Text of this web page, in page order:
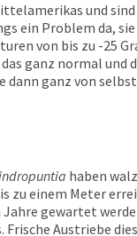
und
ein Problem da,
von bis zu -25
ganz normal und
ganz von
haben
zu einem Meter
gewartet
Frische Austriebe